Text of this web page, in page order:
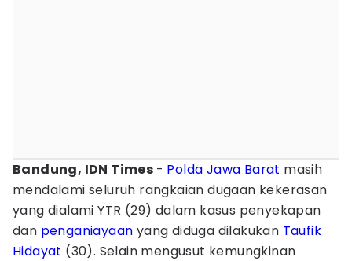
Bandung, IDN Times - Polda Jawa Barat masih
mendalami seluruh rangkaian dugaan kekerasan
yang dialami YTR (29) dalam kasus penyekapan
dan penganiayaan yang diduga dilakukan Taufik
Hidayat (30). Selain mengusut kemungkinan